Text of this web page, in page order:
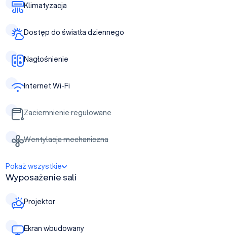
Klimatyzacja
Dostęp do światła dziennego
Nagłośnienie
Internet Wi-Fi
Zaciemnienie regulowane
Wentylacja mechaniczna
Pokaż wszystkie
Wyposażenie sali
Projektor
Ekran wbudowany